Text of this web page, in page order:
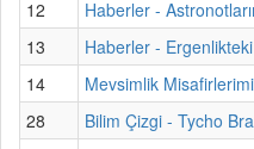
12
Haberler -
13
Haberler -
14
Mevsimlik
28
Bilim Çizgi - Tycho